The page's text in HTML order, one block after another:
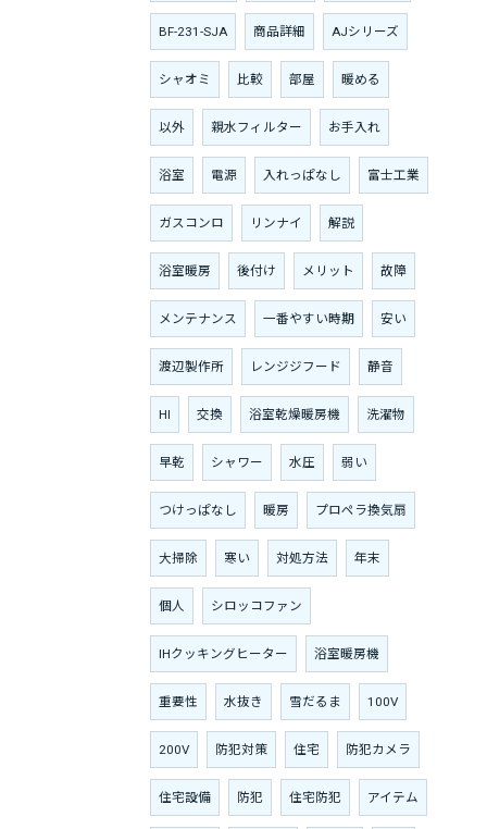
BF-231-SJA 商品詳細 AJシリーズ
シャオミ 比較 部屋 暖める
以外 親水フィルター お手入れ
浴室 電源 入れっぱなし 富士工業
ガスコンロ リンナイ 解説
浴室暖房 後付け メリット 故障
メンテナンス 一番やすい時期 安い
渡辺製作所 レンジジフード 静音
HI 交換 浴室乾燥暖房機 洗濯物
早乾 シャワー 水圧 弱い
つけっぱなし 暖房 プロペラ換気扇
大掃除 寒い 対処方法 年末
個人 シロッコファン
IHクッキングヒーター 浴室暖房機
重要性 水抜き 雪だるま 100V
200V 防犯対策 住宅 防犯カメラ
住宅設備 防犯 住宅防犯 アイテム